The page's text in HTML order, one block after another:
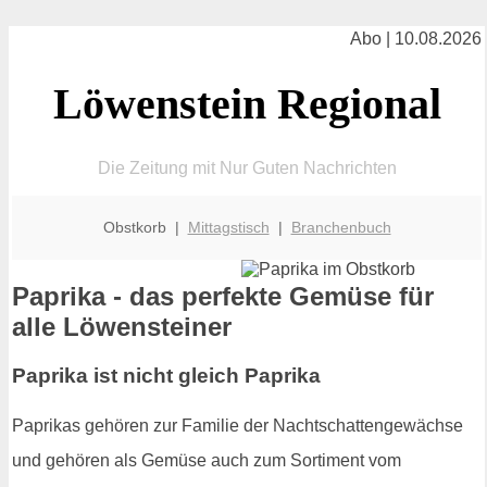
Abo | 10.08.2026
Löwenstein Regional
Die Zeitung mit Nur Guten Nachrichten
Obstkorb | Mittagstisch | Branchenbuch
Paprika - das perfekte Gemüse für
alle Löwensteiner
Paprika ist nicht gleich Paprika
Paprikas gehören zur Familie der Nachtschattengewächse
und gehören als Gemüse auch zum Sortiment vom